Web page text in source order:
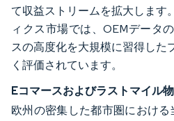
て収益ストリームを拡大します
ィクス市場では、OEMデータ
スの高度化を大規模に習得した
く評価されています。
Eコマースおよびラストマイル
欧州の密集した都市圏におけ